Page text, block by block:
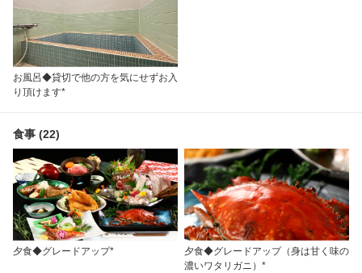
お風呂◆貸切で他の方を気にせずお入
り頂けます*
食事 (22)
夕食◆グレードアップ*
夕食◆グレードアップ（身は甘く味の
濃いワタリガニ）*